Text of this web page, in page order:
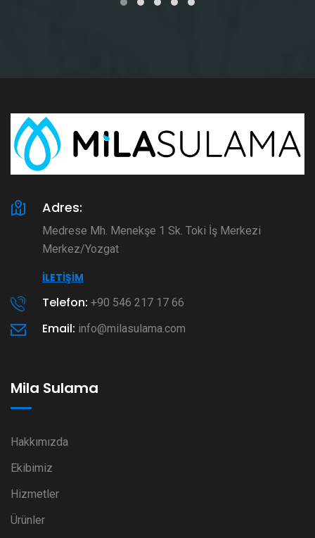
Adres:
Medrese Mh. Menekşe 1 Sk. Toki İş Merkezi
Merkez/Yozgat
İLETIŞIM
Telefon: +90 546 217 17 66
Email: info@milasulama.com
Mila Sulama
Hakkımızda
Ekibimiz
Hizmetler
Ürünler